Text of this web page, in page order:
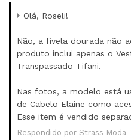
Olá, Roseli!
Não, a fivela dourada não
produto inclui apenas o
Transpassado Tifani.
Nas fotos, a modelo está
de Cabelo Elaine como
Esse item é vendido
Respondido por Strass Moda